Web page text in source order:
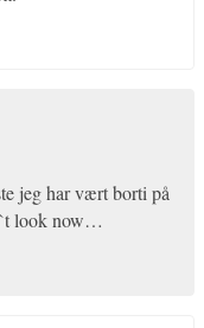
jeg har vært borti på
look now…